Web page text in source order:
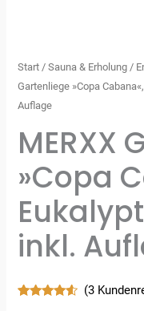
Start /Sauna & Erholung /
Gartenliege »Copa
Auflage
MERXX
»Copa
inkl.
(3